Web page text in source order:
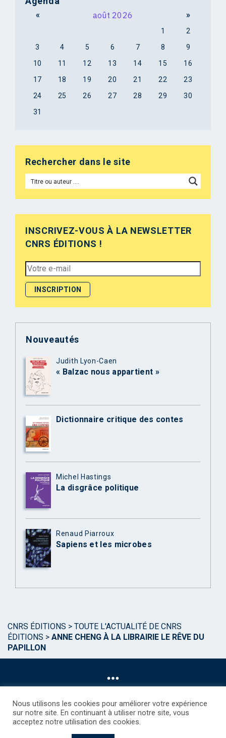
« août 2026 »
1
2
3
4 5 6 7 8
9
10
11 12 13 14 15
16
17
18 19 20 21 22
23
24
25 26 27 28 29
30
31
Rechercher dans le site
INSCRIVEZ-VOUS À LA NEWSLETTER
CNRS ÉDITIONS !
Nouveautés
Judith Lyon-Caen
« Balzac nous appartient »
Dictionnaire critique des contes
Michel Hastings
La disgrâce politique
Renaud Piarroux
Sapiens et les microbes
CNRS ÉDITIONS > TOUTE L'ACTUALITÉ DE CNRS
ÉDITIONS > ANNE CHENG À LA LIBRAIRIE LE RÊVE DU
PAPILLON
©CNRS EDITIONS 2025
Nous utilisons les cookies pour améliorer votre expérience
sur notre site. En continuant à utiliser notre site, vous
acceptez notre utilisation des cookies.